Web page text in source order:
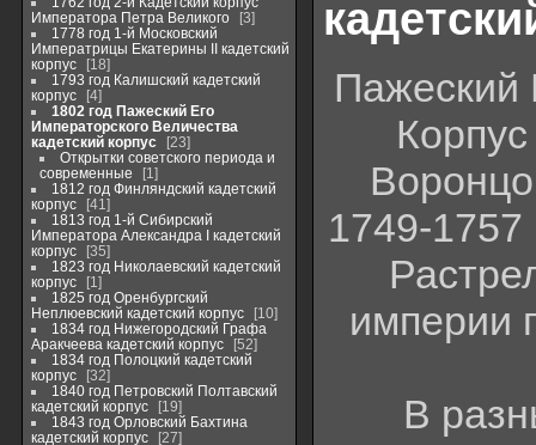
Императора Петра Великого
3
1778 год 1-й Московский
Императрицы Екатерины II кадетский
корпус
18
1793 год Калишский кадетский
корпус
4
1802 год Пажеский Его
Императорского Величества
кадетский корпус
23
Открытки советского периода и
современные
1
1812 год Финляндский кадетский
корпус
41
1813 год 1-й Сибирский
Императора Александра I кадетский
корпус
35
1823 год Николаевский кадетский
корпус
1
1825 год Оренбургский
Неплюевский кадетский корпус
10
1834 год Нижегородский Графа
Аракчеева кадетский корпус
52
1834 год Полоцкий кадетский
корпус
32
1840 год Петровский Полтавский
кадетский корпус
19
1843 год Орловский Бахтина
кадетский корпус
27
Пажеский
1749-1757
империи
В